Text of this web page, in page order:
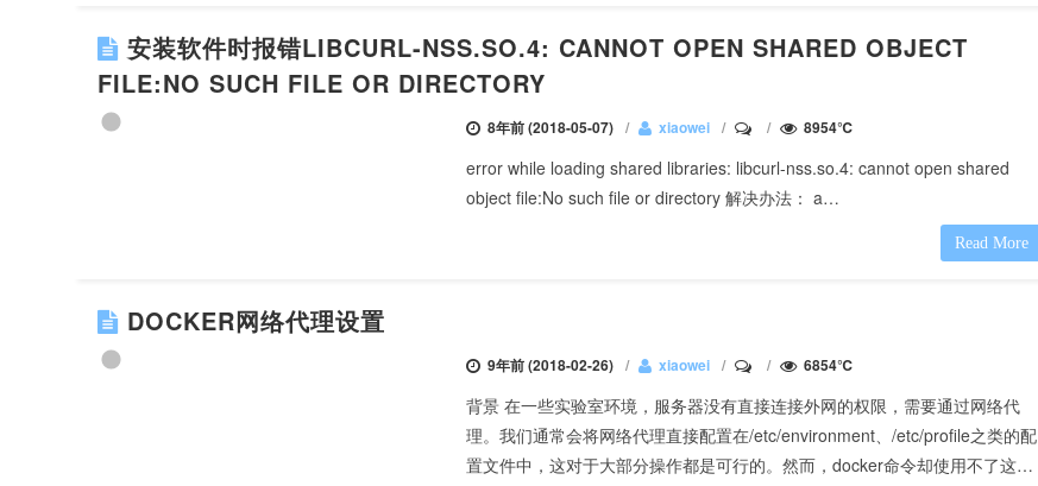
安装软件时报错LIBCURL-NSS.SO.4: CANNOT OPEN SHARED OBJECT
FILE:NO SUCH FILE OR DIRECTORY
8年前 (2018-05-07) xiaowei 8954℃
error while loading shared libraries: libcurl-nss.so.4: cannot open shared
object file:No such file or directory 解决办法： a…
Read More
DOCKER网络代理设置
9年前 (2018-02-26) xiaowei 6854℃
背景 在一些实验室环境，服务器没有直接连接外网的权限，需要通过网络代
理。我们通常会将网络代理直接配置在/etc/environment、/etc/profile之类的配
置文件中，这对于大部分操作都是可行的。然而，docker命令却使用不了这…